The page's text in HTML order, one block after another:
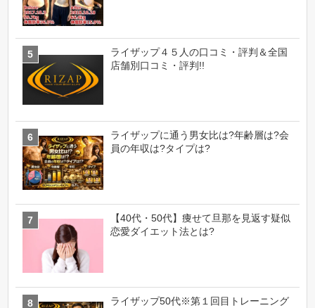
ライザップ４５人の口コミ・評判＆全国
店舗別口コミ・評判!!
ライザップに通う男女比は?年齢層は?会
員の年収は?タイプは?
【40代・50代】痩せて旦那を見返す疑似
恋愛ダイエット法とは?
ライザップ50代※第１回目トレーニング